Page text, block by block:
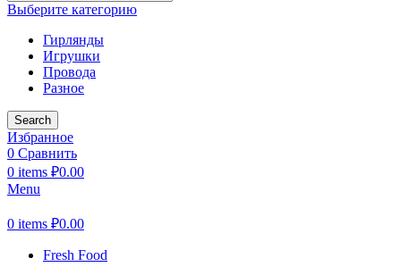
Выберите категорию
Гирлянды
Игрушки
Провода
Разное
Search
Избранное
0 Сравнить
0 items ₽0.00
Menu
0 items ₽0.00
Fresh Food